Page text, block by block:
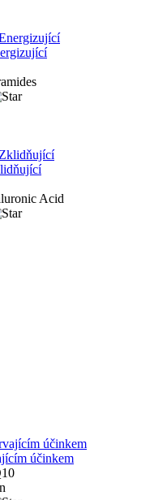
Acid
účinkem